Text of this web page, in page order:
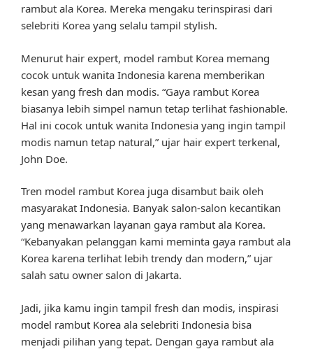
rambut ala Korea. Mereka mengaku terinspirasi dari
selebriti Korea yang selalu tampil stylish.
Menurut hair expert, model rambut Korea memang
cocok untuk wanita Indonesia karena memberikan
kesan yang fresh dan modis. “Gaya rambut Korea
biasanya lebih simpel namun tetap terlihat fashionable.
Hal ini cocok untuk wanita Indonesia yang ingin tampil
modis namun tetap natural,” ujar hair expert terkenal,
John Doe.
Tren model rambut Korea juga disambut baik oleh
masyarakat Indonesia. Banyak salon-salon kecantikan
yang menawarkan layanan gaya rambut ala Korea.
“Kebanyakan pelanggan kami meminta gaya rambut ala
Korea karena terlihat lebih trendy dan modern,” ujar
salah satu owner salon di Jakarta.
Jadi, jika kamu ingin tampil fresh dan modis, inspirasi
model rambut Korea ala selebriti Indonesia bisa
menjadi pilihan yang tepat. Dengan gaya rambut ala